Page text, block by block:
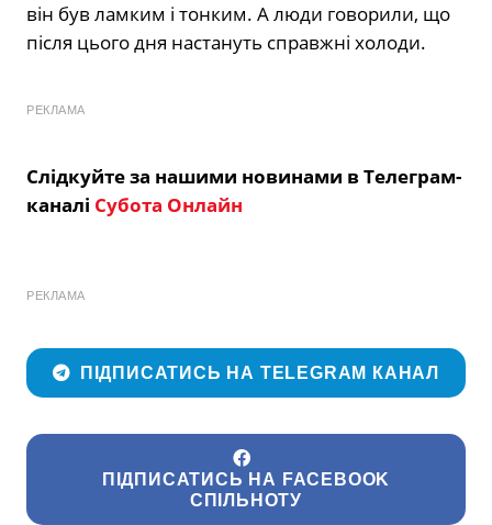
він був ламким і тонким. А люди говорили, що
після цього дня настануть справжні холоди.
РЕКЛАМА
Слідкуйте за нашими новинами в Телеграм-
каналі Субота Онлайн
РЕКЛАМА
ПІДПИСАТИСЬ НА TELEGRAM КАНАЛ
ПІДПИСАТИСЬ НА FACEBOOK
СПІЛЬНОТУ